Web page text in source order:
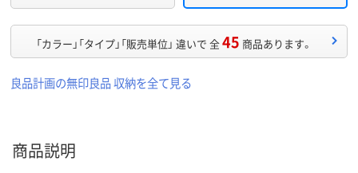
「カラー」「タイプ」「販売単位」 違いで 全45 商品あります。
良品計画の無印良品 収納を全て見る
商品説明